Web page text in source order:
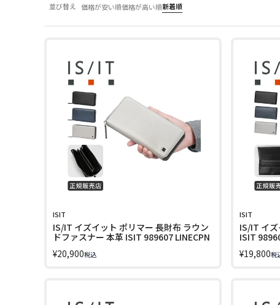
並び替え 価格が安い順価格が高い順新着順
ISIT
IS/IT イズイット ポリマー 長財布 ラウン
ドファスナー 本革 ISIT 989607 LINECPN
¥20,900税込
ISIT
IS/IT イ
ISIT
¥19,800税